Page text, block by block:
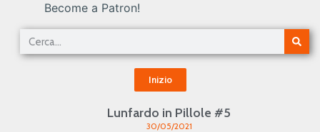
Become a Patron!
Inizio
Lunfardo in Pillole #5
30/05/2021